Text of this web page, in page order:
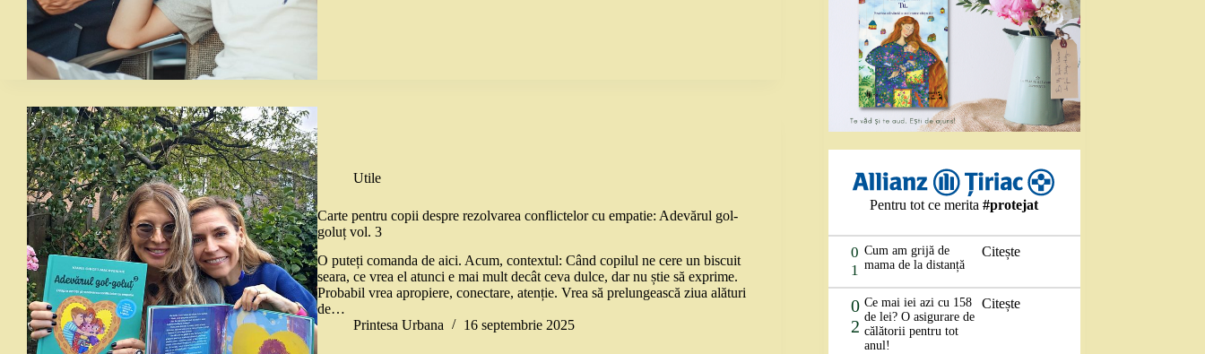
Utile
Carte pentru copii despre rezolvarea conflictelor cu empatie: Adevărul gol-
goluț vol. 3
O puteți comanda de aici. Acum, contextul: Când copilul ne cere un biscuit
seara, ce vrea el atunci e mai mult decât ceva dulce, dar nu știe să exprime.
Probabil vrea apropiere, conectare, atenție. Vrea să prelungească ziua alături
de…
Printesa Urbana
16 septembrie 2025
Pentru tot ce merita#protejat
0
1
Cum am grijă de
mama de la distanță
Citește
0
2
Ce mai iei azi cu 158
de lei? O asigurare de
călătorii pentru tot
anul!
Citește